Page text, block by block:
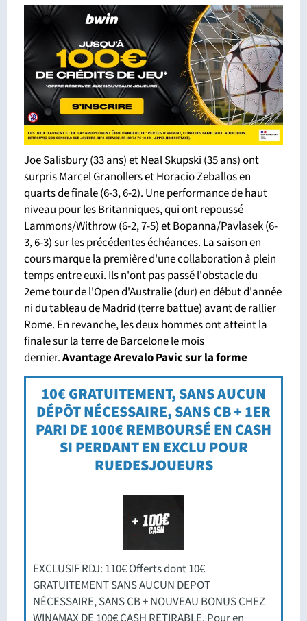
Joe Salisbury (33 ans) et Neal Skupski (35 ans) ont
surpris Marcel Granollers et Horacio Zeballos en
quarts de finale (6-3, 6-2). Une performance de haut
niveau pour les Britanniques, qui ont repoussé
Lammons/Withrow (6-2, 7-5) et Bopanna/Pavlasek (6-
3, 6-3) sur les précédentes échéances. La saison en
cours marque la première d'une collaboration à plein
temps entre euxi. Ils n'ont pas passé l'obstacle du
2eme tour de l'Open d'Australie (dur) en début d'année
ni du tableau de Madrid (terre battue) avant de rallier
Rome. En revanche, les deux hommes ont atteint la
finale sur la terre de Barcelone le mois
dernier.Avantage Arevalo Pavic sur la forme
10€ GRATUITEMENT, SANS AUCUN
DÉPÔT NÉCESSAIRE, SANS CB + 1ER
PARI DE 100€ REMBOURSÉ EN CASH
SI PERDANT EN EXCLU POUR
RUEDESJOUEURS
EXCLUSIF RDJ: 110€ Offerts dont 10€
GRATUITEMENT SANS AUCUN DEPOT
NÉCESSAIRE, SANS CB + NOUVEAU BONUS CHEZ